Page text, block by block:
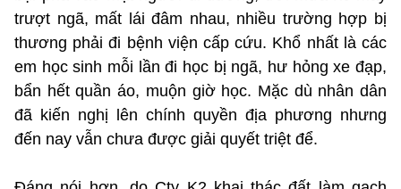
trượt ngã, mất lái đâm nhau, nhiều trường hợp bị
thương phải đi bệnh viện cấp cứu. Khổ nhất là các
em học sinh mỗi lần đi học bị ngã, hư hỏng xe đạp,
bẩn hết quần áo, muộn giờ học. Mặc dù nhân dân
đã kiến nghị lên chính quyền địa phương nhưng
đến nay vẫn chưa được giải quyết triệt để.